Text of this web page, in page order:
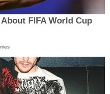
FIFA World Cup